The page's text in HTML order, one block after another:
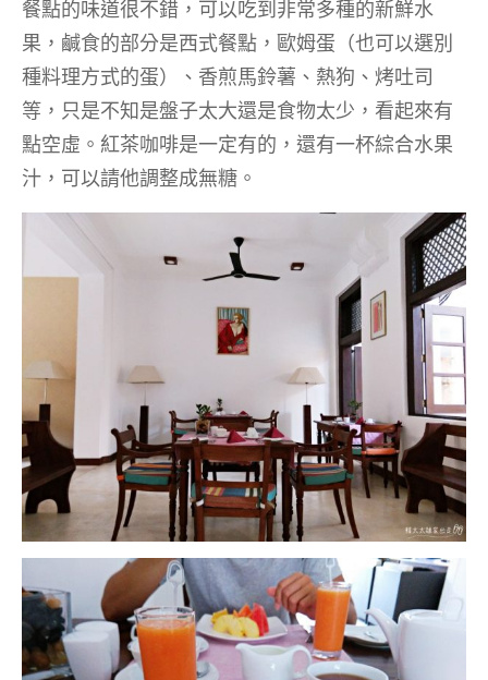
餐點的味道很不錯，可以吃到非常多種的新鮮水
果，鹹食的部分是西式餐點，歐姆蛋（也可以選別
種料理方式的蛋）、香煎馬鈴薯、熱狗、烤吐司
等，只是不知是盤子太大還是食物太少，看起來有
點空虛。紅茶咖啡是一定有的，還有一杯綜合水果
汁，可以請他調整成無糖。